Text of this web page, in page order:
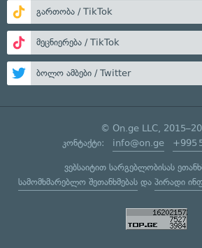
გართობა / TikTok
მეცნიერება / TikTok
ბოლო ამბები / Twitter
© On.ge LLC,
კონტაქტი: info@on.ge +995
ვებსაიტით სარგებლობისას
სამომხმარებლო შეთანხმებასდა პირადი